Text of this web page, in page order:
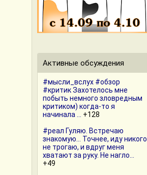
Активные обсуждения
#мысли_вслух #обзор
#критик Захотелось мне
побыть немного зловредным
критиком) когда-то я
начинала ...
+128
#реал Гуляю. Встречаю
знакомую… Точнее, иду никого
не трогаю, и вдруг меня
хватают за руку. Не нагло...
+49